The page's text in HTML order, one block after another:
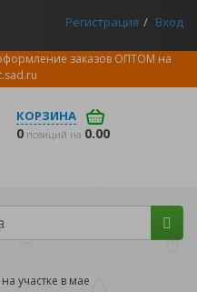
Регистрация Вход
заказов ОПТОМ на
КОРЗИНА
0 позиций на 0.00
участке в мае